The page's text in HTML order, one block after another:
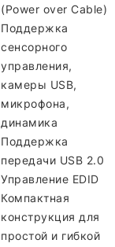
(Power over Cable)
Поддержка
сенсорного
управления,
камеры USB,
микрофона,
динамика
Поддержка
передачи USB 2.0
Управление EDID
Компактная
конструкция для
простой и гибкой